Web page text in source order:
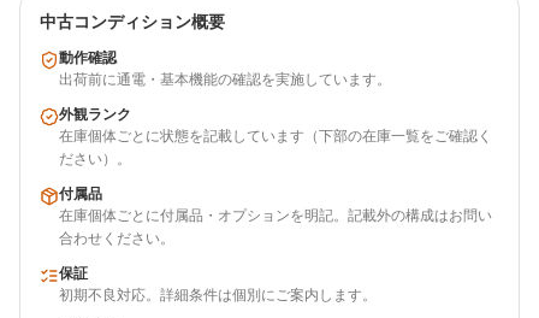
中古コンディション概要
動作確認
出荷前に通電・基本機能の確認を実施しています。
外観ランク
在庫個体ごとに状態を記載しています（下部の在庫一覧をご確認く
ださい）。
付属品
在庫個体ごとに付属品・オプションを明記。記載外の構成はお問い
合わせください。
保証
初期不良対応。詳細条件は個別にご案内します。